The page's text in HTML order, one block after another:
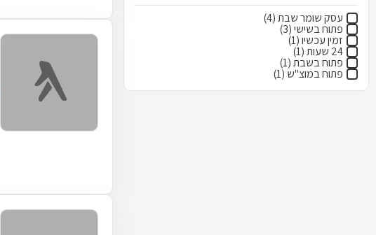
עסק שומר שבת (4)
פתוח בשישי (3)
זמין עכשיו (1)
24 שעות (1)
פתוח בשבת (1)
פתוח במוצ"ש (1)